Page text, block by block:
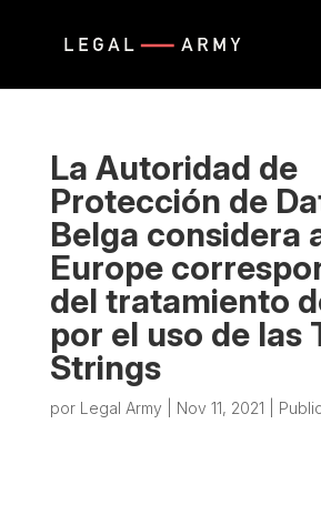
La Autoridad de
Protección de
Belga considera
Europe
del tratamiento
por el uso de las
Strings
por Legal Army Nov 11, 2021